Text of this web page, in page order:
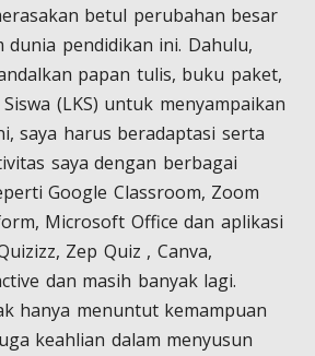
betul perubahan besar
dunia pendidikan ini. Dahulu,
papan tulis, buku paket,
(LKS) untuk menyampaikan
saya harus beradaptasi serta
saya dengan berbagai
Google Classroom, Zoom
Microsoft Office dan aplikasi
Zep Quiz , Canva,
dan masih banyak lagi.
hanya menuntut kemampuan
keahlian dalam menyusun